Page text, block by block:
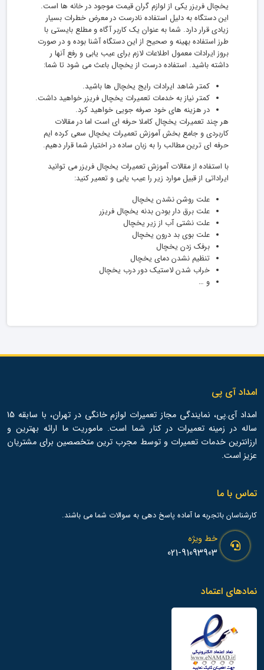
یخچال فریزر یکی از لوازم گران قیمت موجود در خانه ها است.
این دستگاه به دلیل استفاده نادرست در معرض خطرات بسیار
زیادی قرار دارد. شما به عنوان یک کاربر آگاه و مطلع بایستی با
طرز استفاده بهینه و صحیح از این دستگاه آشنا بوده و در صورت
بروز ایرادات معمول اطلاعات لازم برای عیب یابی و رفع آنها ر
داشته باشید. استفاده درست از یخچال باعث می شود تا شما:
کمتر شاهد ایرادات رایج یخچال ها باشید.
کمتر نیاز به خدمات تعمیرات یخچال فریزر خواهید داشت.
در هزینه های خود صرفه جویی خواهید کرد.
هر چند تعمیرات یخچال کاملا حرفه ای است اما در مقالات
کاربردی و جامع بخش آموزش تعمیرات یخچال سعی کرده ایم
حرفه ای ترین مطالب را به زبان ساده در اختیار شما قرار دهیم.
با استفاده از مقالات آموزش تعمیرات یخچال فریزر می توانید
ایراداتی از قبیل موارد زیر را عیب یابی و تعمیر کنید:
علت روشن نشدن یخچال
علت برق دار بودن بدنه یخچال فریزر
علت نشتی آب از زیر یخچال
علت بوی بد درون یخچال
برفک زدن یخچال
تنظیم نشدن دمای یخچال
خراب شدن لاستیک دور درب یخچال
و …
امداد آی پی
امداد آی.پی، نمایندگی مجاز تعمیرات لوازم خانگی در تهران، با سابقه 15
ساله در زمینه تعمیرات در کنار شما است. ماموریت ما ارائه بهترین و
ارزانترین خدمات تعمیرات و توسط مجرب ترین متخصصین برای مشتریان
عزیز است.
تماس با ما
کارشناسان باتجربه ما آماده پاسخ دهی به سوالات شما می باشند.
خط ویژه
021-91093903
نمادهای اعتماد